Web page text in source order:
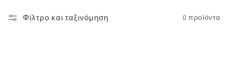
ο
Φίλτρο και ταξινόμηση 0 προϊόντα